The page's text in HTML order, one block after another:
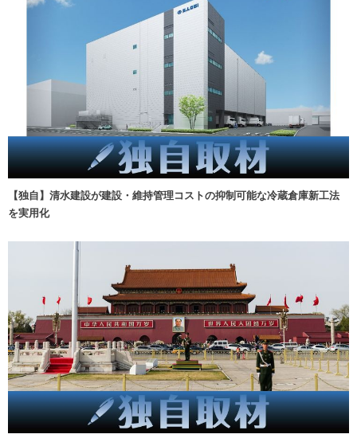
【独自】清水建設が建設・維持管理コストの抑制可能な冷蔵倉庫新工法
を実用化